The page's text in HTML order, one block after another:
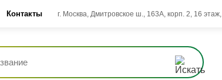
Контакты г. Москва, Дмитровское ш., 163А, корп. 2, 16